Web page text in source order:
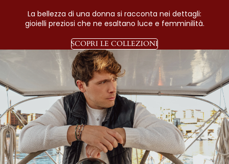
La bellezza di una donna si racconta nei dettagli:
gioielli preziosi che ne esaltano luce e femminilità.
SCOPRI LE COLLEZIONI